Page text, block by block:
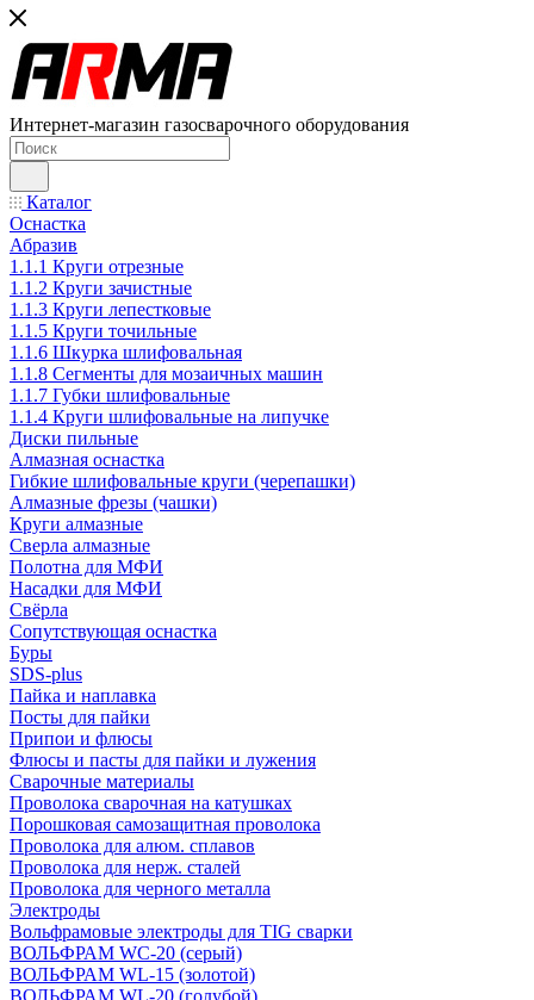
Интернет-магазин газосварочного оборудования
Каталог
Оснастка
Абразив
1.1.1 Круги отрезные
1.1.2 Круги зачистные
1.1.3 Круги лепестковые
1.1.5 Круги точильные
1.1.6 Шкурка шлифовальная
1.1.8 Сегменты для мозаичных машин
1.1.7 Губки шлифовальные
1.1.4 Круги шлифовальные на липучке
Диски пильные
Алмазная оснастка
Гибкие шлифовальные круги (черепашки)
Алмазные фрезы (чашки)
Круги алмазные
Сверла алмазные
Полотна для МФИ
Насадки для МФИ
Свёрла
Сопутствующая оснастка
Буры
SDS-plus
Пайка и наплавка
Посты для пайки
Припои и флюсы
Флюсы и пасты для пайки и лужения
Сварочные материалы
Проволока сварочная на катушках
Порошковая самозащитная проволока
Проволока для алюм. сплавов
Проволока для нерж. сталей
Проволока для черного металла
Электроды
Вольфрамовые электроды для TIG сварки
ВОЛЬФРАМ WC-20 (серый)
ВОЛЬФРАМ WL-15 (золотой)
ВОЛЬФРАМ WL-20 (голубой)